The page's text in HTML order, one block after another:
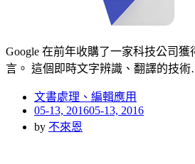
Google 在前年收購了一家科技公司
言。 這個即時文字辨識、翻譯的技
文書處理、編輯應用
Posted
on
05-13, 201605-13, 2016
by 不來恩